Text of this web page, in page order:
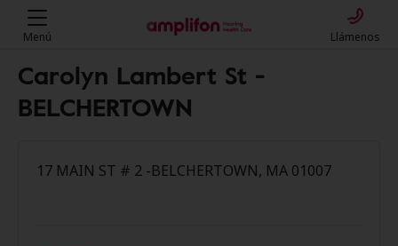
Menú Llámenos
Carolyn Lambert St -
BELCHERTOWN
17 MAIN ST # 2 -BELCHERTOWN, MA 01007